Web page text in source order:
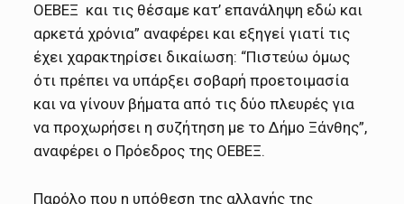
ΟΕΒΕΞ και τις θέσαμε κατ’ επανάληψη εδώ και
αρκετά χρόνια” αναφέρει και εξηγεί γιατί τις
έχει χαρακτηρίσει δικαίωση: “Πιστεύω όμως
ότι πρέπει να υπάρξει σοβαρή προετοιμασία
και να γίνουν βήματα από τις δύο πλευρές για
να προχωρήσει η συζήτηση με το Δήμο Ξάνθης”,
αναφέρει ο Πρόεδρος της ΟΕΒΕΞ.
Παρόλο που η υπόθεση της αλλαγής της